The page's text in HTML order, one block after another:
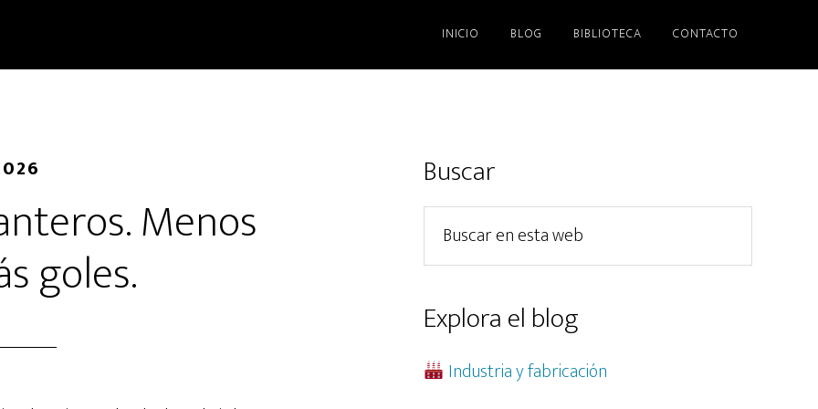
INICIO BLOG BIBLIOTECA CONTACTO
Menos
goles.
Barra
lateral
principal
Buscar
esta
web
Explora el blog
Industria y fabricación